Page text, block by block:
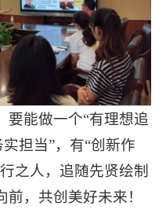
要能做一个“有理想追
担当”，有“创新作
之人，追随先贤绘制
，共创美好未来！